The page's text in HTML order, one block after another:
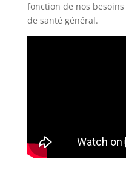
fonction de nos
de santé général.